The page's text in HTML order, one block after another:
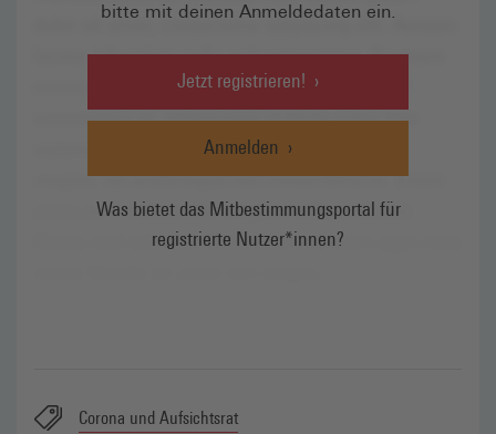
bitte mit deinen Anmeldedaten ein.
Jetzt registrieren!
Anmelden
Was bietet das Mitbestimmungsportal für
registrierte Nutzer*innen?
Corona und Aufsichtsrat